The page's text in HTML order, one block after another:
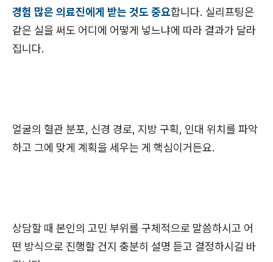
경험 많은 의료진에게 받는 것도 중요합니다. 실리프팅은
같은 실을 써도 어디에 어떻게 넣느냐에 따라 결과가 달라
집니다.
얼굴의 혈관 분포, 신경 경로, 지방 구획, 인대 위치를 파악
하고 그에 맞게 계획을 세우는 게 핵심이거든요.
상담할 때 본인의 고민 부위를 구체적으로 말씀하시고 어
떤 방식으로 진행할 건지 충분히 설명 듣고 결정하시길 바